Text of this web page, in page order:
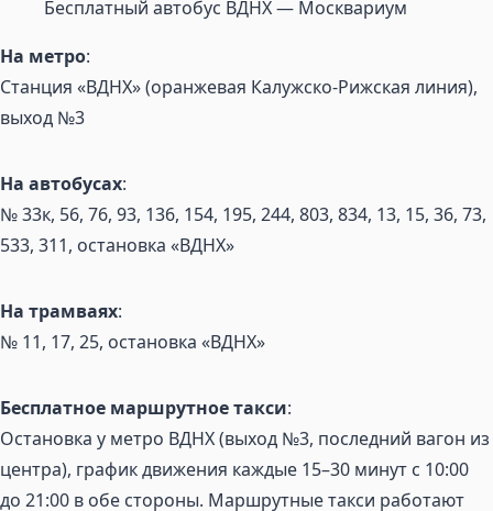
Бесплатный автобус ВДНХ — Москвариум
На метро:
Станция «ВДНХ» (оранжевая Калужско-Рижская линия),
выход №3
На автобусах:
№ 33к, 56, 76, 93, 136, 154, 195, 244, 803, 834, 13, 15, 36, 73,
533, 311, остановка «ВДНХ»
На трамваях:
№ 11, 17, 25, остановка «ВДНХ»
Бесплатное маршрутное такси:
Остановка у метро ВДНХ (выход №3, последний вагон из
центра), график движения каждые 15–30 минут с 10:00
до 21:00 в обе стороны. Маршрутные такси работают